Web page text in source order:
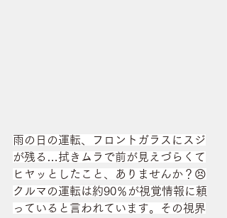
雨の日の運転、フロントガラスにスジ
が残る…拭きムラで前が見えづらくて
ヒヤッとしたこと、ありませんか？😣
クルマの運転は約90％が視覚情報に頼
っていると言われています。その視界